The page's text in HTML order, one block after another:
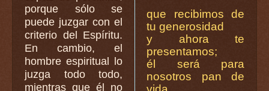
porque sólo se
puede juzgar con el
criterio del Espíritu.
En cambio, el
hombre espiritual lo
juzga todo todo,
mientras que él no
que recibimos de
tu generosidad
y ahora te
presentamos;
él será para
nosotros pan de